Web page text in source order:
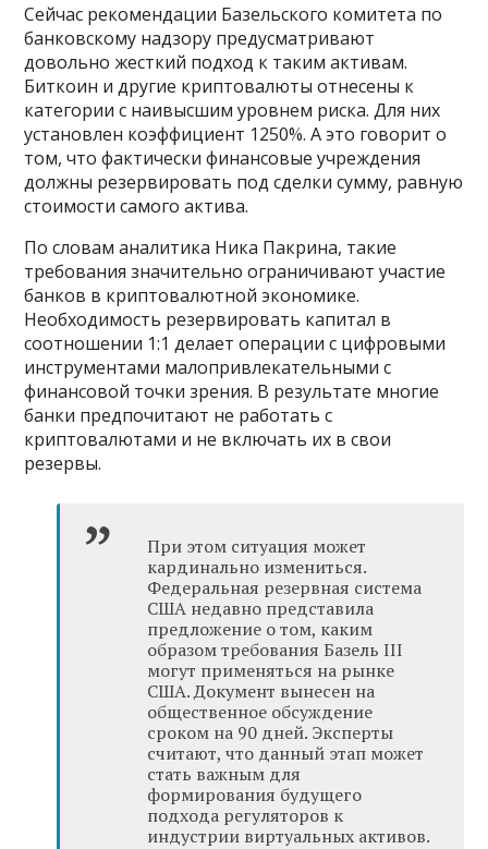
Сейчас рекомендации Базельского комитета по
банковскому надзору предусматривают
довольно жесткий подход к таким активам.
Биткоин и другие криптовалюты отнесены к
категории с наивысшим уровнем риска. Для них
установлен коэффициент 1250%. А это говорит о
том, что фактически финансовые учреждения
должны резервировать под сделки сумму, равную
стоимости самого актива.
По словам аналитика Ника Пакрина, такие
требования значительно ограничивают участие
банков в криптовалютной экономике.
Необходимость резервировать капитал в
соотношении 1:1 делает операции с цифровыми
инструментами малопривлекательными с
финансовой точки зрения. В результате многие
банки предпочитают не работать с
криптовалютами и не включать их в свои
резервы.
При этом ситуация может
кардинально измениться.
Федеральная резервная система
США недавно представила
предложение о том, каким
образом требования Базель III
могут применяться на рынке
США. Документ вынесен на
общественное обсуждение
сроком на 90 дней. Эксперты
считают, что данный этап может
стать важным для
формирования будущего
подхода регуляторов к
индустрии виртуальных активов.